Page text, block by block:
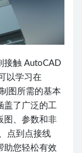
接触 AutoCAD
以学习在
图所需的基本
盖了广泛的工
图、参数和非
点到点接线
助您轻松有效